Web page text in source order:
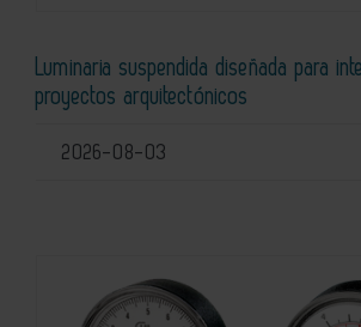
Luminaria suspendida diseñada para
proyectos arquitectónicos
2026-08-03